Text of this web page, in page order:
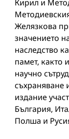
Кирил и
Желязкова
значението
наследство
памет, както
научно
съхраняване
издание
България,
Полша и